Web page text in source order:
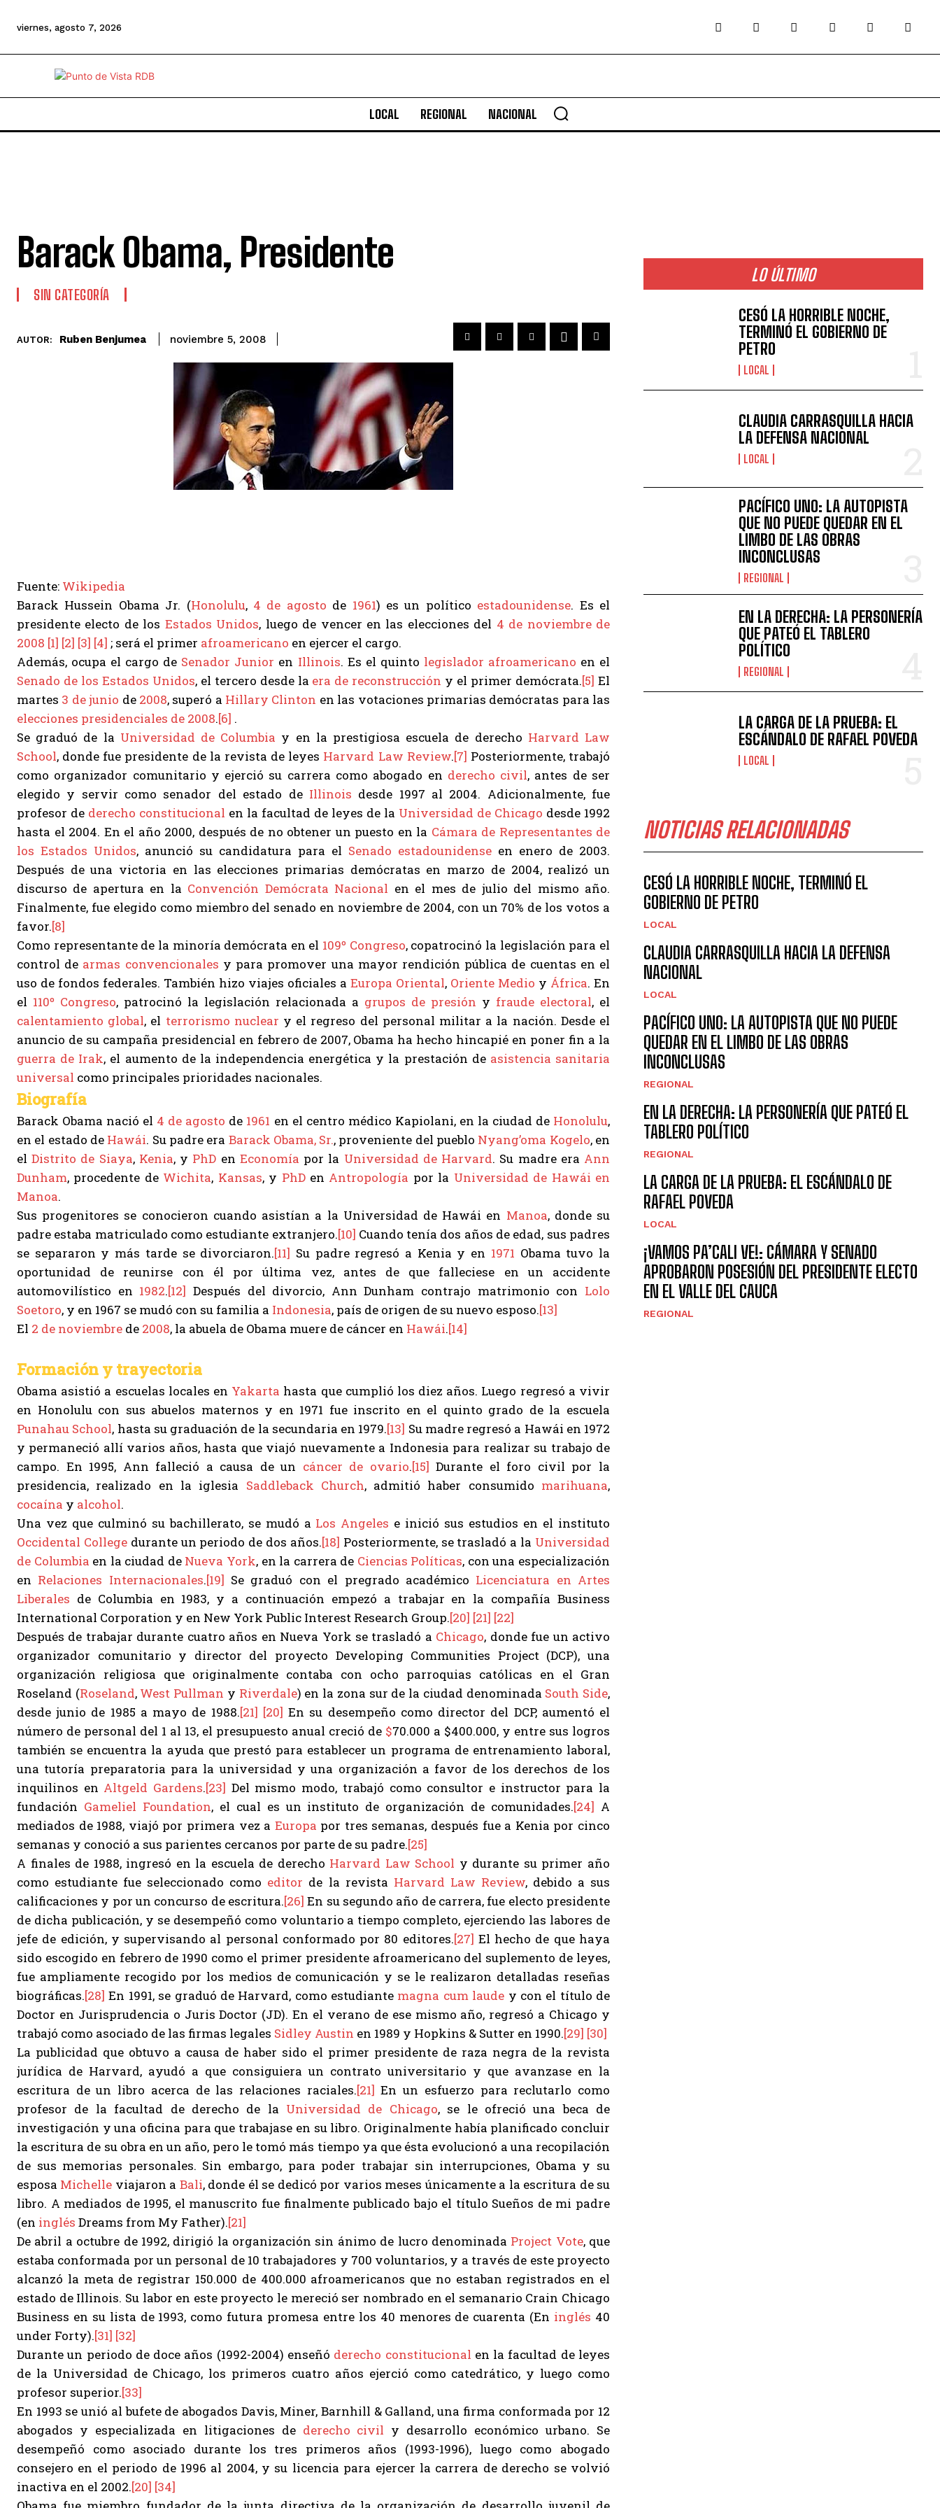
viernes, agosto 7, 2026
LOCAL REGIONAL NACIONAL
Barack Obama, Presidente
SIN CATEGORÍA
AUTOR: Ruben Benjumea noviembre 5, 2008
Fuente: Wikipedia
Barack Hussein Obama Jr. (Honolulu, 4 de agosto de 1961) es un político estadounidense. Es el
presidente electo de los Estados Unidos, luego de vencer en las elecciones del 4 de noviembre de
2008 [1] [2] [3] [4] ; será el primer afroamericano en ejercer el cargo.
Además, ocupa el cargo de Senador Junior en Illinois. Es el quinto legislador afroamericano en el
Senado de los Estados Unidos, el tercero desde la era de reconstrucción y el primer demócrata.[5] El
martes 3 de junio de 2008, superó a Hillary Clinton en las votaciones primarias demócratas para las
elecciones presidenciales de 2008.[6] .
Se graduó de la Universidad de Columbia y en la prestigiosa escuela de derecho Harvard Law
School, donde fue presidente de la revista de leyes Harvard Law Review.[7] Posteriormente, trabajó
como organizador comunitario y ejerció su carrera como abogado en derecho civil, antes de ser
elegido y servir como senador del estado de Illinois desde 1997 al 2004. Adicionalmente, fue
profesor de derecho constitucional en la facultad de leyes de la Universidad de Chicago desde 1992
hasta el 2004. En el año 2000, después de no obtener un puesto en la Cámara de Representantes de
los Estados Unidos, anunció su candidatura para el Senado estadounidense en enero de 2003.
Después de una victoria en las elecciones primarias demócratas en marzo de 2004, realizó un
discurso de apertura en la Convención Demócrata Nacional en el mes de julio del mismo año.
Finalmente, fue elegido como miembro del senado en noviembre de 2004, con un 70% de los votos a
favor.[8]
Como representante de la minoría demócrata en el 109º Congreso, copatrocinó la legislación para el
control de armas convencionales y para promover una mayor rendición pública de cuentas en el
uso de fondos federales. También hizo viajes oficiales a Europa Oriental, Oriente Medio y África. En
el 110º Congreso, patrocinó la legislación relacionada a grupos de presión y fraude electoral, el
calentamiento global, el terrorismo nuclear y el regreso del personal militar a la nación. Desde el
anuncio de su campaña presidencial en febrero de 2007, Obama ha hecho hincapié en poner fin a la
guerra de Irak, el aumento de la independencia energética y la prestación de asistencia sanitaria
universal como principales prioridades nacionales.
Biografía
Barack Obama nació el 4 de agosto de 1961 en el centro médico Kapiolani, en la ciudad de Honolulu,
en el estado de Hawái. Su padre era Barack Obama, Sr., proveniente del pueblo Nyang’oma Kogelo, en
elDistrito de Siaya, Kenia, y PhD en Economía por la Universidad de Harvard. Su madre era Ann
Dunham, procedente de Wichita, Kansas, y PhDen Antropología por la Universidad de Hawái en
Manoa.
Sus progenitores se conocieron cuando asistían a la Universidad de Hawái en Manoa, donde su
padre estaba matriculado como estudiante extranjero.[10] Cuando tenía dos años de edad, sus padres
se separaron y más tarde se divorciaron.[11] Su padre regresó a Kenia y en 1971 Obama tuvo la
oportunidad de reunirse con él por última vez, antes de que falleciese en un accidente
automovilístico en 1982.[12] Después del divorcio, Ann Dunham contrajo matrimonio con Lolo
Soetoro, y en 1967 se mudó con su familia a Indonesia, país de origen de su nuevo esposo.[13]
El 2 de noviembre de 2008, la abuela de Obama muere de cáncer en Hawái.[14]
Formación y trayectoria
Obama asistió a escuelas locales en Yakarta hasta que cumplió los diez años. Luego regresó a vivir
en Honolulu con sus abuelos maternos y en 1971 fue inscrito en el quinto grado de la escuela
Punahau School, hasta su graduación de la secundaria en 1979.[13] Su madre regresó a Hawái en 1972
y permaneció allí varios años, hasta que viajó nuevamente a Indonesia para realizar su trabajo de
campo. En 1995, Ann falleció a causa de un cáncer de ovario.[15] Durante el foro civil por la
presidencia, realizado en la iglesia Saddleback Church, admitió haber consumido marihuana,
cocaína y alcohol.
Una vez que culminó su bachillerato, se mudó a Los Angeles e inició sus estudios en el instituto
Occidental Collegedurante un periodo de dos años.[18] Posteriormente, se trasladó a la Universidad
de Columbia en la ciudad de Nueva York, en la carrera de Ciencias Políticas, con una especialización
en Relaciones Internacionales.[19] Se graduó con el pregrado académico Licenciatura en Artes
Liberales de Columbia en 1983, y a continuación empezó a trabajar en la compañía Business
International Corporation y en New York Public Interest Research Group.[20] [21] [22]
Después de trabajar durante cuatro años en Nueva York se trasladó a Chicago, donde fue un activo
organizador comunitario y director del proyecto Developing Communities Project (DCP), una
organización religiosa que originalmente contaba con ocho parroquias católicas en el Gran
Roseland (Roseland, West Pullman y Riverdale) en la zona sur de la ciudad denominada South Side,
desde junio de 1985 a mayo de 1988.[21] [20] En su desempeño como director del DCP, aumentó el
número de personal del 1 al 13, el presupuesto anual creció de $70.000 a $400.000, y entre sus logros
también se encuentra la ayuda que prestó para establecer un programa de entrenamiento laboral,
una tutoría preparatoria para la universidad y una organización a favor de los derechos de los
inquilinos en Altgeld Gardens.[23] Del mismo modo, trabajó como consultor e instructor para la
fundación Gameliel Foundation, el cual es un instituto de organización de comunidades.[24] A
mediados de 1988, viajó por primera vez a Europa por tres semanas, después fue a Kenia por cinco
semanas y conoció a sus parientes cercanos por parte de su padre.[25]
A finales de 1988, ingresó en la escuela de derecho Harvard Law School y durante su primer año
como estudiante fue seleccionado como editor de la revista Harvard Law Review, debido a sus
calificaciones y por un concurso de escritura.[26] En su segundo año de carrera, fue electo presidente
de dicha publicación, y se desempeñó como voluntario a tiempo completo, ejerciendo las labores de
jefe de edición, y supervisando al personal conformado por 80 editores.[27] El hecho de que haya
sido escogido en febrero de 1990 como el primer presidente afroamericano del suplemento de leyes,
fue ampliamente recogido por los medios de comunicación y se le realizaron detalladas reseñas
biográficas.[28] En 1991, se graduó de Harvard, como estudiante magna cum laude y con el título de
Doctor en Jurisprudencia o Juris Doctor (JD). En el verano de ese mismo año, regresó a Chicago y
trabajó como asociado de las firmas legales Sidley Austin en 1989 y Hopkins & Sutter en 1990.[29] [30]
La publicidad que obtuvo a causa de haber sido el primer presidente de raza negra de la revista
jurídica de Harvard, ayudó a que consiguiera un contrato universitario y que avanzase en la
escritura de un libro acerca de las relaciones raciales.[21] En un esfuerzo para reclutarlo como
profesor de la facultad de derecho de la Universidad de Chicago, se le ofreció una beca de
investigación y una oficina para que trabajase en su libro. Originalmente había planificado concluir
la escritura de su obra en un año, pero le tomó más tiempo ya que ésta evolucionó a una recopilación
de sus memorias personales. Sin embargo, para poder trabajar sin interrupciones, Obama y su
esposa Michelle viajaron a Bali, donde él se dedicó por varios meses únicamente a la escritura de su
libro. A mediados de 1995, el manuscrito fue finalmente publicado bajo el título Sueños de mi padre
(en inglés Dreams from My Father).[21]
De abril a octubre de 1992, dirigió la organización sin ánimo de lucro denominada Project Vote, que
estaba conformada por un personal de 10 trabajadores y 700 voluntarios, y a través de este proyecto
alcanzó la meta de registrar 150.000 de 400.000 afroamericanos que no estaban registrados en el
estado de Illinois. Su labor en este proyecto le mereció ser nombrado en el semanario Crain Chicago
Business en su lista de 1993, como futura promesa entre los 40 menores de cuarenta (En inglés 40
under Forty).[31] [32]
Durante un periodo de doce años (1992-2004) enseñó derecho constitucional en la facultad de leyes
de la Universidad de Chicago, los primeros cuatro años ejerció como catedrático, y luego como
profesor superior.[33]
En 1993 se unió al bufete de abogados Davis, Miner, Barnhill & Galland, una firma conformada por 12
abogados y especializada en litigaciones de derecho civil y desarrollo económico urbano. Se
desempeñó como asociado durante los tres primeros años (1993-1996), luego como abogado
consejero en el periodo de 1996 al 2004, y su licencia para ejercer la carrera de derecho se volvió
inactiva en el 2002.[20] [34]
LO ÚLTIMO
CESÓ LA HORRIBLE NOCHE,
TERMINÓ EL GOBIERNO DE
PETRO
LOCAL
CLAUDIA CARRASQUILLA HACIA
LA DEFENSA NACIONAL
LOCAL
PACÍFICO UNO: LA AUTOPISTA
QUE NO PUEDE QUEDAR EN EL
LIMBO DE LAS OBRAS
INCONCLUSAS
REGIONAL
EN LA DERECHA: LA PERSONERÍA
QUE PATEÓ EL TABLERO
POLÍTICO
REGIONAL
LA CARGA DE LA PRUEBA: EL
ESCÁNDALO DE RAFAEL POVEDA
LOCAL
NOTICIAS RELACIONADAS
CESÓ LA HORRIBLE NOCHE, TERMINÓ EL
GOBIERNO DE PETRO
LOCAL
CLAUDIA CARRASQUILLA HACIA LA DEFENSA
NACIONAL
LOCAL
PACÍFICO UNO: LA AUTOPISTA QUE NO PUEDE
QUEDAR EN EL LIMBO DE LAS OBRAS
INCONCLUSAS
REGIONAL
EN LA DERECHA: LA PERSONERÍA QUE PATEÓ EL
TABLERO POLÍTICO
REGIONAL
LA CARGA DE LA PRUEBA: EL ESCÁNDALO DE
RAFAEL POVEDA
LOCAL
¡VAMOS PA’CALI VE!: CÁMARA Y SENADO
APROBARON POSESIÓN DEL PRESIDENTE ELECTO
EN EL VALLE DEL CAUCA
REGIONAL